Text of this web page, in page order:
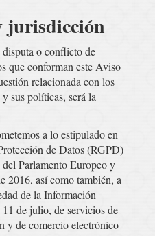
jurisdicción
o conflicto de
que conforman este Aviso
relacionada con los
sus políticas, será la
a lo estipulado en
de Datos (RGPD)
Parlamento Europeo y
2016, así como también, a
de la Información
de julio, de servicios de
y de comercio electrónico